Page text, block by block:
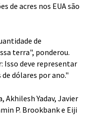
de acres nos EUA são
de
terra", ponderou.
Isso deve representar
dólares por ano."
Yadav, Javier
P. Brookbank e Eiji